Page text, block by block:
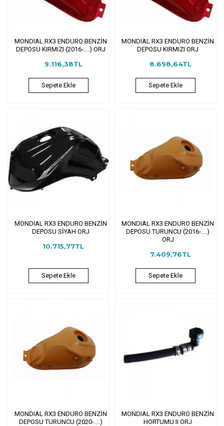
MONDIAL RX3 ENDURO BENZİN
DEPOSU KIRMIZI (2016-....) ORJ
9.116,38TL
Sepete Ekle
MONDIAL RX3 ENDURO BENZİN
DEPOSU KIRMIZI ORJ
8.698,64TL
Sepete Ekle
MONDIAL RX3 ENDURO BENZİN
DEPOSU SİYAH ORJ
10.715,77TL
Sepete Ekle
MONDIAL RX3 ENDURO BENZİN
DEPOSU TURUNCU (2016-....)
ORJ
7.409,76TL
Sepete Ekle
MONDIAL RX3 ENDURO BENZİN
DEPOSU TURUNCU (2020-....)
MONDIAL RX3 ENDURO BENZİN
HORTUMU II ORJ